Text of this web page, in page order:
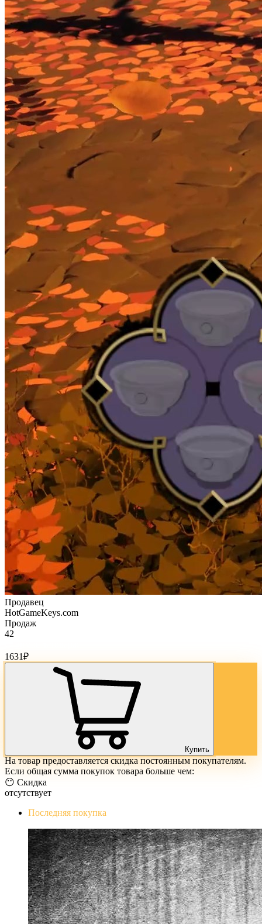
Продавец
HotGameKeys.com
Продаж
42
1631₽
Купить
На товар предоставляется скидка постоянным покупателям.
Если общая сумма покупок товара больше чем:
😶 Скидка
отсутствует
Последняя покупка